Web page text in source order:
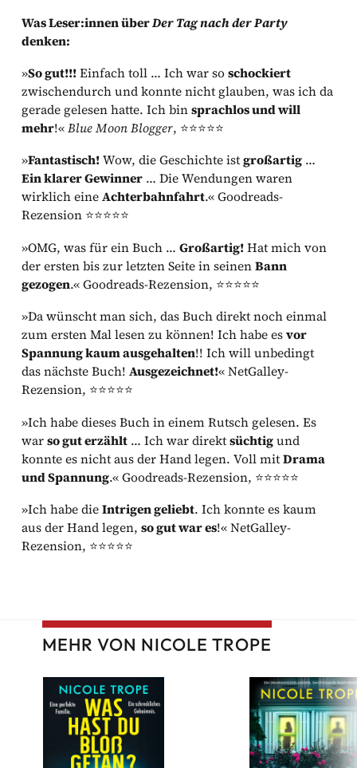
Was Leser:innen überDer Tag nach der Party
denken:
»So gut!!!Einfach toll … Ich war soschockiert
zwischendurch und konnte nicht glauben, was ich da
gerade gelesen hatte. Ich binsprachlos und will
mehr!«Blue Moon Blogger, ⭐⭐⭐⭐⭐
»Fantastisch!Wow, die Geschichte istgroßartig …
Ein klarer Gewinner … Die Wendungen waren
wirklich eineAchterbahnfahrt.« Goodreads-
Rezension ⭐⭐⭐⭐⭐
»OMG, was für ein Buch …Großartig!Hat mich von
der ersten bis zur letzten Seite in seinenBann
gezogen.« Goodreads-Rezension, ⭐⭐⭐⭐⭐
»Da wünscht man sich, das Buch direkt noch einmal
zum ersten Mal lesen zu können! Ich habe esvor
Spannung kaum ausgehalten!! Ich will unbedingt
das nächste Buch!Ausgezeichnet!« NetGalley-
Rezension, ⭐⭐⭐⭐⭐
»Ich habe dieses Buch in einem Rutsch gelesen. Es
warso gut erzählt … Ich war direktsüchtigund
konnte es nicht aus der Hand legen. Voll mitDrama
und Spannung.« Goodreads-Rezension, ⭐⭐⭐⭐⭐
»Ich habe dieIntrigen geliebt. Ich konnte es kaum
aus der Hand legen,so gut war es!« NetGalley-
Rezension, ⭐⭐⭐⭐⭐
MEHR VON NICOLE TROPE